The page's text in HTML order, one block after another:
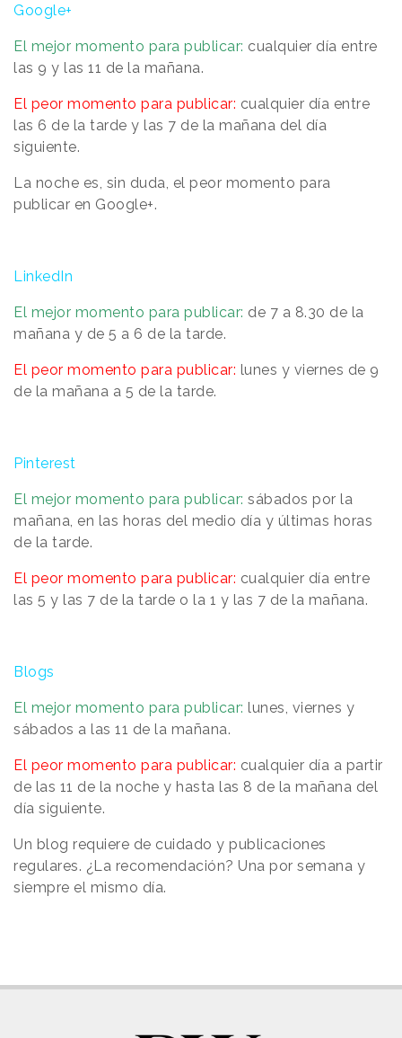
Google+
El mejor momento para publicar: cualquier día entre
las 9 y las 11 de la mañana.
El peor momento para publicar: cualquier día entre
las 6 de la tarde y las 7 de la mañana del día
siguiente.
La noche es, sin duda, el peor momento para
publicar en Google+.
LinkedIn
El mejor momento para publicar: de 7 a 8.30 de la
mañana y de 5 a 6 de la tarde.
El peor momento para publicar: lunes y viernes de 9
de la mañana a 5 de la tarde.
Pinterest
El mejor momento para publicar: sábados por la
mañana, en las horas del medio día y últimas horas
de la tarde.
El peor momento para publicar: cualquier día entre
las 5 y las 7 de la tarde o la 1 y las 7 de la mañana.
Blogs
El mejor momento para publicar: lunes, viernes y
sábados a las 11 de la mañana.
El peor momento para publicar: cualquier día a partir
de las 11 de la noche y hasta las 8 de la mañana del
día siguiente.
Un blog requiere de cuidado y publicaciones
regulares. ¿La recomendación? Una por semana y
siempre el mismo día.